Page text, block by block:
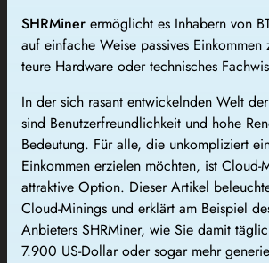
SHRMiner ermöglicht es Inhabern von
auf einfache Weise passives
teure Hardware oder technisches
In der sich rasant entwickelnden Welt
sind Benutzerfreundlichkeit und hohe
Bedeutung. Für alle, die unkompliziert
Einkommen erzielen möchten, ist Cloud-
attraktive Option. Dieser Artikel
Cloud-Minings und erklärt am Beispiel
Anbieters SHRMiner, wie Sie damit
7.900 US-Dollar oder sogar mehr